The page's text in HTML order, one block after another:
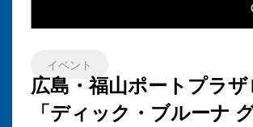
イベント
広島・福山ポートプラ
「ディック・ブルーナ